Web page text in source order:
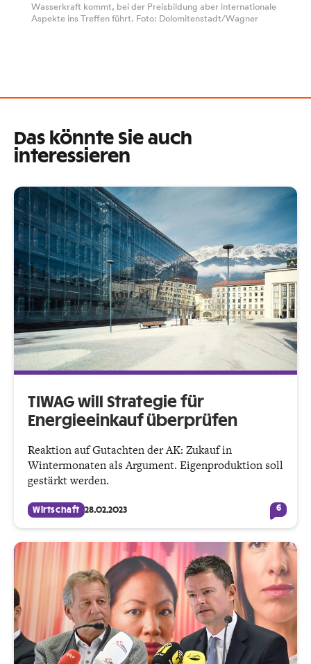
Wasserkraft kommt, bei der Preisbildung aber internationale
Aspekte ins Treffen führt. Foto: Dolomitenstadt/Wagner
Das könnte Sie auch
interessieren
TIWAG will Strategie für
Energieeinkauf überprüfen
Reaktion auf Gutachten der AK: Zukauf in
Wintermonaten als Argument. Eigenproduktion soll
gestärkt werden.
Wirtschaft 28.02.2023 6